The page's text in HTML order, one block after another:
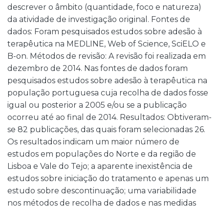
descrever o âmbito (quantidade, foco e natureza)
da atividade de investigação original. Fontes de
dados: Foram pesquisados estudos sobre adesão à
terapêutica na MEDLINE, Web of Science, SciELO e
B-on. Métodos de revisão: A revisão foi realizada em
dezembro de 2014. Nas fontes de dados foram
pesquisados estudos sobre adesão à terapêutica na
população portuguesa cuja recolha de dados fosse
igual ou posterior a 2005 e/ou se a publicação
ocorreu até ao final de 2014. Resultados: Obtiveram-
se 82 publicações, das quais foram selecionadas 26.
Os resultados indicam um maior número de
estudos em populações do Norte e da região de
Lisboa e Vale do Tejo; a aparente inexistência de
estudos sobre iniciação do tratamento e apenas um
estudo sobre descontinuação; uma variabilidade
nos métodos de recolha de dados e nas medidas